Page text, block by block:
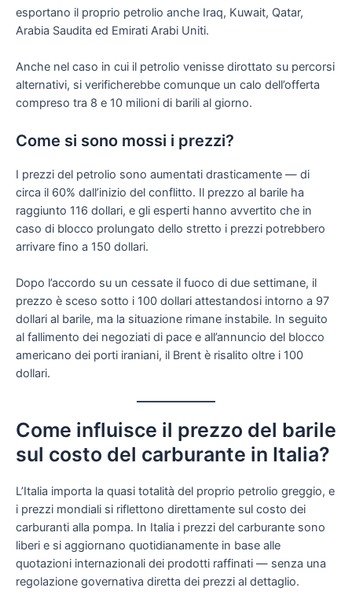
esportano il proprio petrolio anche Iraq, Kuwait, Qatar,
Arabia Saudita ed Emirati Arabi Uniti.
Anche nel caso in cui il petrolio venisse dirottato su percorsi
alternativi, si verificherebbe comunque un calo dell’offerta
compreso tra 8 e 10 milioni di barili al giorno.
Come si sono mossi i prezzi?
I prezzi del petrolio sono aumentati drasticamente — di
circa il 60% dall’inizio del conflitto. Il prezzo al barile ha
raggiunto 116 dollari, e gli esperti hanno avvertito che in
caso di blocco prolungato dello stretto i prezzi potrebbero
arrivare fino a 150 dollari.
Dopo l’accordo su un cessate il fuoco di due settimane, il
prezzo è sceso sotto i 100 dollari attestandosi intorno a 97
dollari al barile, ma la situazione rimane instabile. In seguito
al fallimento dei negoziati di pace e all’annuncio del blocco
americano dei porti iraniani, il Brent è risalito oltre i 100
dollari.
Come influisce il prezzo del barile
sul costo del carburante in Italia?
L’Italia importa la quasi totalità del proprio petrolio greggio, e
i prezzi mondiali si riflettono direttamente sul costo dei
carburanti alla pompa. In Italia i prezzi del carburante sono
liberi e si aggiornano quotidianamente in base alle
quotazioni internazionali dei prodotti raffinati — senza una
regolazione governativa diretta dei prezzi al dettaglio.